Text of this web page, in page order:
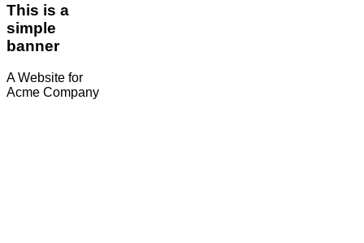
This is a
simple
banner
A Website for
Acme Company